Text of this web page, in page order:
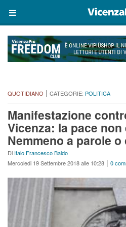
QUOTIDIANO | CATEGORIE: POLITICA
Manifestazione
Vicenza: la pace
Nemmeno a parole
Di Italo Francesco Baldo
Mercoledi 19 Settembre 2018 alle 10:28 | 0